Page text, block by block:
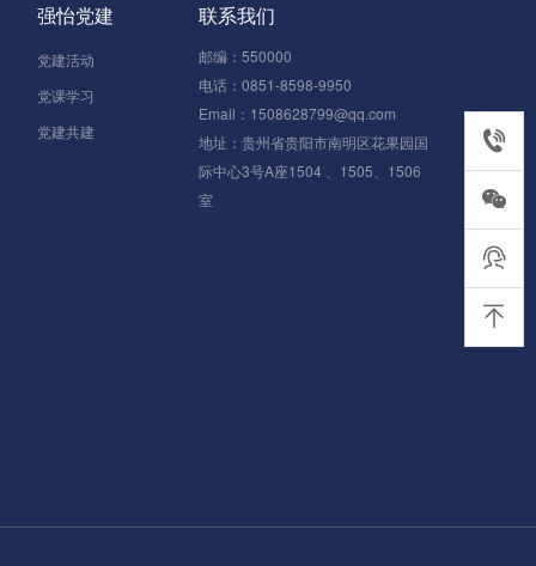
0851-
在线客服
返回顶部
强怡党建
党建活动
党课学习
党建共建
联系我们
邮编：550000
电话：0851-8598-9950
Email：1508628799@qq.com
地址：贵州省贵阳市南明区花果园国
际中心3号A座1504 、1505、1506
室